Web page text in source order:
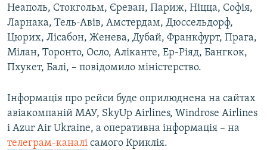
Неаполь, Стокгольм, Єреван, Париж, Ніцца, Софія,
Ларнака, Тель-Авів, Амстердам, Дюссельдорф,
Цюрих, Лісабон, Женева, Дубай, Франкфурт, Прага,
Мілан, Торонто, Осло, Аліканте, Ер-Ріяд, Бангкок,
Пхукет, Балі, – повідомило міністерство.
Інформація про рейси буде оприлюднена на сайтах
авіакомпаній МАУ, SkyUp Airlines, Windrose Airlines
і Azur Air Ukraine, а оперативна інформація – на
телеграм-каналі самого Криклія.